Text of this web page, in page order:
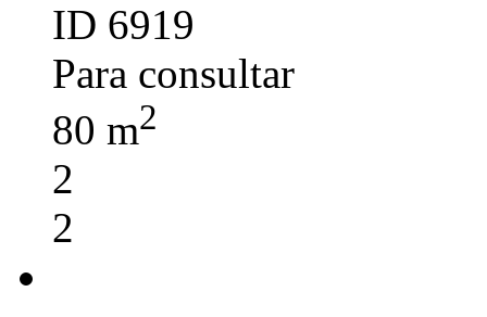
ID 6919
Para consultar
80 m2
2
2